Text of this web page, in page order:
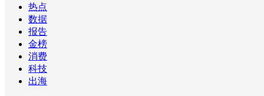
热点
数据
报告
金榜
消费
科技
出海